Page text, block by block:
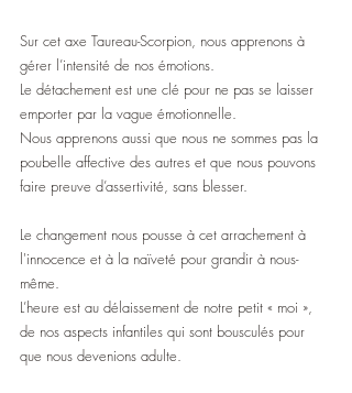
Sur cet axe Taureau-Scorpion, nous apprenons à
gérer l’intensité de nos émotions.
Le détachement est une clé pour ne pas se laisser
emporter par la vague émotionnelle.
Nous apprenons aussi que nous ne sommes pas la
poubelle affective des autres et que nous pouvons
faire preuve d’assertivité, sans blesser.
Le changement nous pousse à cet arrachement à
l'innocence et à la naïveté pour grandir à nous-
même.
L’heure est au délaissement de notre petit « moi »,
de nos aspects infantiles qui sont bousculés pour
que nous devenions adulte.